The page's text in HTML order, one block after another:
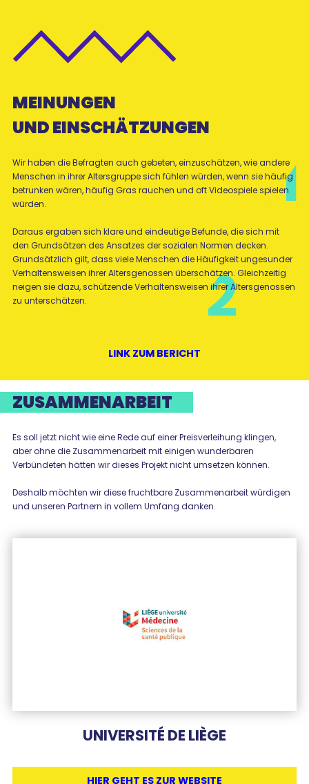
MEINUNGEN
UND EINSCHÄTZUNGEN
Wir haben die Befragten auch gebeten, einzuschätzen, wie andere
Menschen in ihrer Altersgruppe sich fühlen würden, wenn sie häufig
betrunken wären, häufig Gras rauchen und oft Videospiele spielen
würden.
Daraus ergaben sich klare und eindeutige Befunde, die sich mit
den Grundsätzen des Ansatzes der sozialen Normen decken.
Grundsätzlich gilt, dass viele Menschen die Häufigkeit ungesunder
Verhaltensweisen ihrer Altersgenossen überschätzen. Gleichzeitig
neigen sie dazu, schützende Verhaltensweisen ihrer Altersgenossen
zu unterschätzen.
LINK ZUM BERICHT
ZUSAMMENARBEIT
Es soll jetzt nicht wie eine Rede auf einer Preisverleihung klingen,
aber ohne die Zusammenarbeit mit einigen wunderbaren
Verbündeten hätten wir dieses Projekt nicht umsetzen können.
Deshalb möchten wir diese fruchtbare Zusammenarbeit würdigen
und unseren Partnern in vollem Umfang danken.
UNIVERSITÉ DE LIÈGE
HIER GEHT ES ZUR WEBSITE